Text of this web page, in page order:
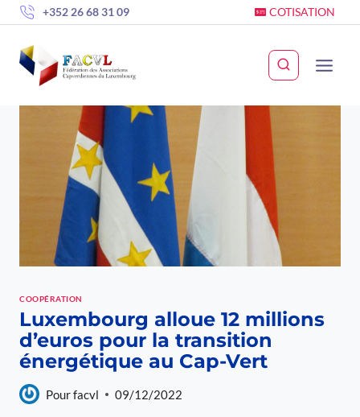
Skip
to
content
+352 26 68 31 09 COTISATION
COOPÉRATION
Luxembourg alloue 12 millions
d’euros pour la transition
énergétique au Cap-Vert
Pourfacvl 09/12/2022